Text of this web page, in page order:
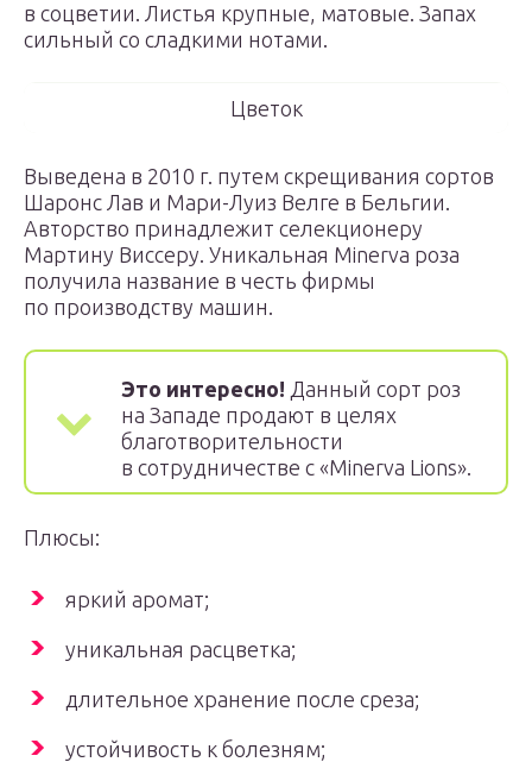
в соцветии. Листья крупные, матовые. Запах
сильный со сладкими нотами.
Цветок
Выведена в 2010 г. путем скрещивания сортов
Шаронс Лав и Мари-Луиз Велге в Бельгии.
Авторство принадлежит селекционеру
Мартину Виссеру. Уникальная Minerva роза
получила название в честь фирмы
по производству машин.
Это интересно! Данный сорт роз
на Западе продают в целях
благотворительности
в сотрудничестве с «Minerva Lions».
Плюсы:
яркий аромат;
уникальная расцветка;
длительное хранение после среза;
устойчивость к болезням;